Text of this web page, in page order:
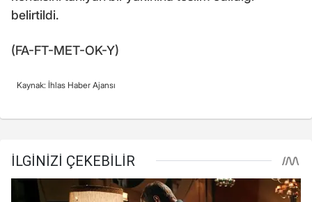
belirtildi.
(FA-FT-MET-OK-Y)
Kaynak: İhlas Haber Ajansı